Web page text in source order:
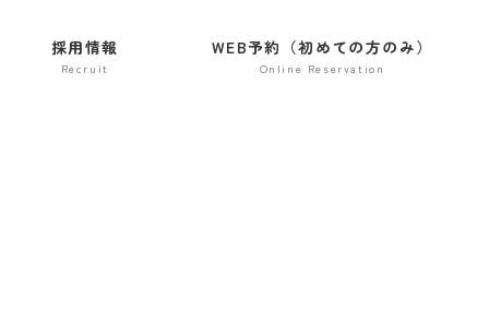
採用情報 WEB予約（初めての方のみ）